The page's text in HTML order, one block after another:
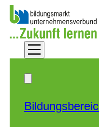
Zum Hauptinhalt springen